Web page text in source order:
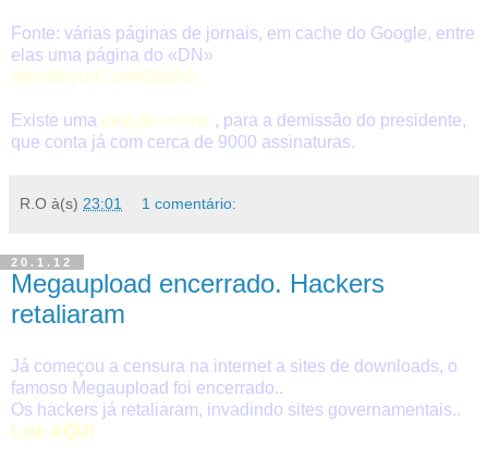
Fonte: várias páginas de jornais, em cache do Google, entre
elas uma página do «DN»
http://tinyurl.com/6tobh2r
Existe uma petição online , para a demissão do presidente,
que conta já com cerca de 9000 assinaturas.
R.O à(s) 23:01 1 comentário:
20.1.12
Megaupload encerrado. Hackers
retaliaram
Já começou a censura na internet a sites de downloads, o
famoso Megaupload foi encerrado..
Os hackers já retaliaram, invadindo sites governamentais..
Link AQUI